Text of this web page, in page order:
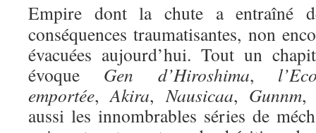
Empire dont la chute a entraîné
conséquences traumatisantes, non
évacuées aujourd’hui. Tout un
évoque Gen d’Hiroshima,
emportée,Akira,Nausicaa, Gunnm,
aussi les innombrables séries de